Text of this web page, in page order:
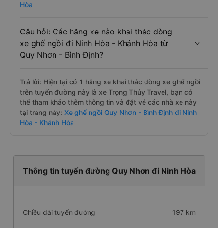
Hòa
Câu hỏi: Các hãng xe nào khai thác dòng
xe ghế ngồi đi Ninh Hòa - Khánh Hòa từ
Quy Nhơn - Bình Định?
Trả lời: Hiện tại có 1 hãng xe khai thác dòng xe ghế ngồi
trên tuyến đường này là xe Trọng Thủy Travel, bạn có
thể tham khảo thêm thông tin và đặt vé các nhà xe này
tại trang này: Xe ghế ngồi Quy Nhơn - Bình Định đi Ninh
Hòa - Khánh Hòa
Thông tin tuyến đường Quy Nhơn đi Ninh Hòa
Chiều dài tuyến đường 197 km